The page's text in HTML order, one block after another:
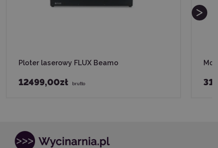
Ploter laserowy FLUX Beamo
12499,00zł brutto